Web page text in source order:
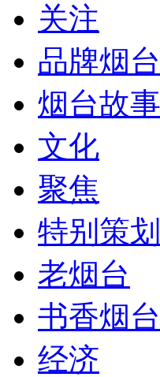
关注
品牌烟台
烟台故事
文化
聚焦
特别策划
老烟台
书香烟台
经济